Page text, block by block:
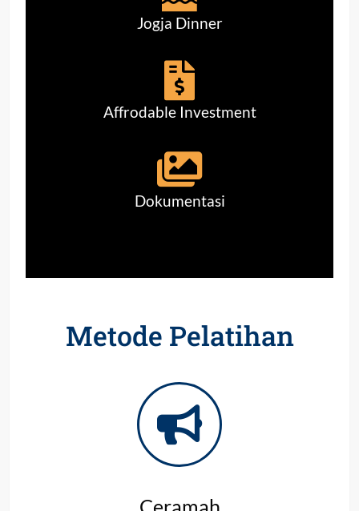
Jogja Dinner
Affrodable Investment
Dokumentasi
Metode Pelatihan
Ceramah